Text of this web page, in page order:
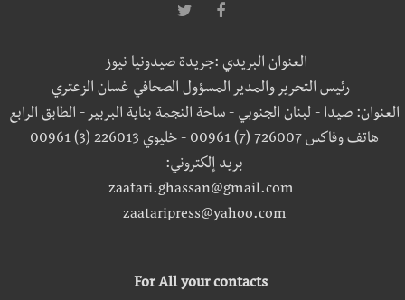
العنوان البريدي :جريدة صيدونيا نيوز
رئيس التحرير والمدير المسؤول الصحافي غسان الزعتري
العنوان: صيدا - لبنان الجنوبي - ساحة النجمة بناية البربير - الطابق الرابع
هاتف وفاكس 726007 (7) 00961 - خليوي 226013 (3) 00961
بريد إلكتروني:
zaatari.ghassan@gmail.com
zaataripress@yahoo.com
For All your contacts